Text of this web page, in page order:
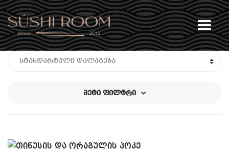
Skip
to
navigation
Skip
to
content
მეტი ფილტრი